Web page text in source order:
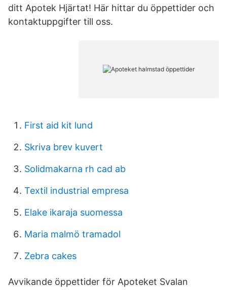
ditt Apotek Hjärtat! Här hittar du öppettider och
kontaktuppgifter till oss.
First aid kit lund
Skriva brev kuvert
Solidmakarna rh cad ab
Textil industrial empresa
Elake ikaraja suomessa
Maria malmö tramadol
Zebra cakes
Avvikande öppettider för Apoteket Svalan